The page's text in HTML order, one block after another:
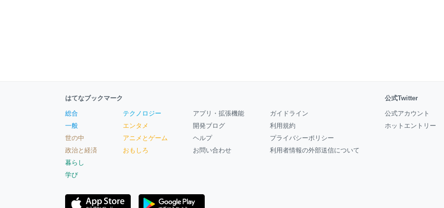
はてなブックマーク
総合
一般
世の中
政治と経済
暮らし
学び
テクノロジー
エンタメ
アニメとゲーム
おもしろ
アプリ・拡張機能
開発ブログ
ヘルプ
お問い合わせ
ガイドライン
利用規約
プライバシーポリシー
利用者情報の外部送信について
公式Twitter
公式アカウント
ホットエントリー